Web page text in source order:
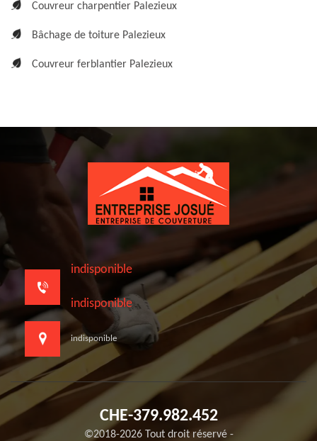
Couvreur charpentier Palezieux
Bâchage de toiture Palezieux
Couvreur ferblantier Palezieux
indisponible
indisponible
indisponible
CHE-379.982.452
©2018-2026 Tout droit réservé -